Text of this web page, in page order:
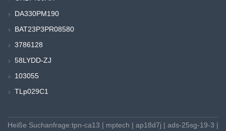
DA330PM190
BAT23P3PR08580
3786128
58LYDD-ZJ
103055
TLp029C1
Heiße Suchanfrage:tpn-ca13 | mptech | ap18d7j | ads-25sg-19-3 |